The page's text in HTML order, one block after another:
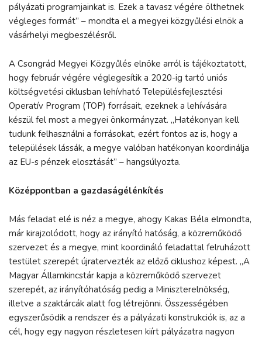
pályázati programjainkat is. Ezek a tavasz végére ölthetnek
végleges formát” – mondta el a megyei közgyűlési elnök a
vásárhelyi megbeszélésről.
A Csongrád Megyei Közgyűlés elnöke arról is tájékoztatott,
hogy február végére véglegesítik a 2020-ig tartó uniós
költségvetési ciklusban lehívható Településfejlesztési
Operatív Program (TOP) forrásait, ezeknek a lehívására
készül fel most a megyei önkormányzat. „Hatékonyan kell
tudunk felhasználni a forrásokat, ezért fontos az is, hogy a
települések lássák, a megye valóban hatékonyan koordinálja
az EU-s pénzek elosztását” – hangsúlyozta.
Középpontban a gazdaságélénkítés
Más feladat elé is néz a megye, ahogy Kakas Béla elmondta,
már kirajzolódott, hogy az irányító hatóság, a közreműködő
szervezet és a megye, mint koordináló feladattal felruházott
testület szerepét újratervezték az előző ciklushoz képest. „A
Magyar Államkincstár kapja a közreműködő szervezet
szerepét, az irányítóhatóság pedig a Miniszterelnökség,
illetve a szaktárcák alatt fog létrejönni. Összességében
egyszerűsödik a rendszer és a pályázati konstrukciók is, az a
cél, hogy egy nagyon részletesen kiírt pályázatra nagyon